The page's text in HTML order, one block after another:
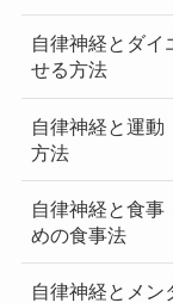
自律神経とダイ
せる方法
自律神経と運動
方法
自律神経と食事
めの食事法
自律神経とメン